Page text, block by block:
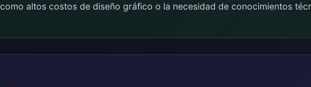
como altos costos de diseño gráfico o la necesidad de conocimientos